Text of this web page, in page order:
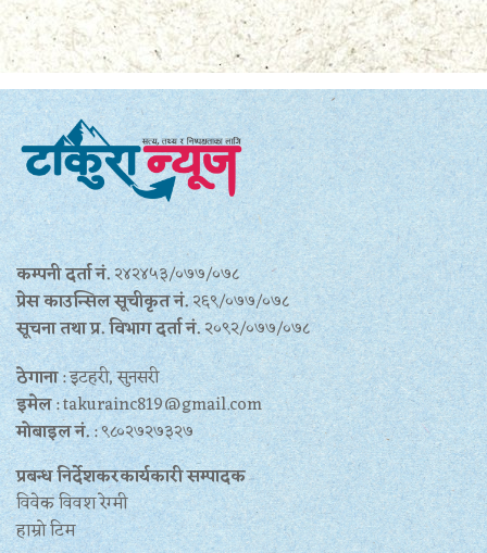
कम्पनी दर्ता नं.२४२४५३/०७७/०७८
प्रेस काउन्सिल सूचीकृत नं.२६९/०७७/०७८
सूचना तथा प्र‍. विभाग दर्ता नं.२०९२/०७७/०७८
ठेगाना: इटहरी, सुनसरी
इमेल: takurainc819@gmail.com
मोबाइल नं.: ९८०२७२७३२७
प्रबन्ध निर्देशकरकार्यकारी सम्पादक
विवेक विवश रेग्मी
हाम्रो टिम